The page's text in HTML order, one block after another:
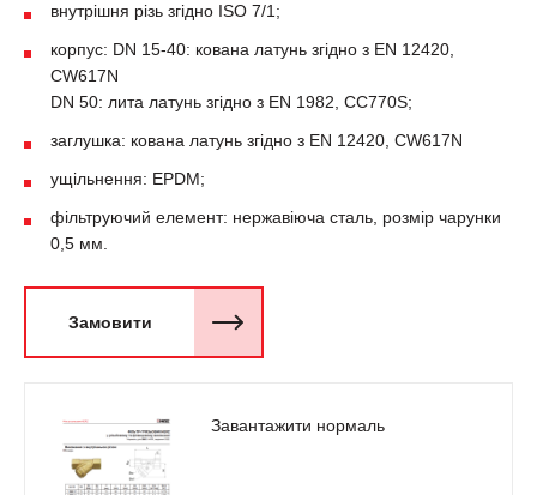
внутрішня різь згідно ISO 7/1;
корпус: DN 15-40: кована латунь згідно з EN 12420,
CW617N
DN 50: лита латунь згідно з EN 1982, CC770S;
заглушка: кована латунь згідно з EN 12420, CW617N
ущільнення: EPDM;
фільтруючий елемент: нержавіюча сталь, розмір чарунки
0,5 мм.
Замовити
Завантажити нормаль